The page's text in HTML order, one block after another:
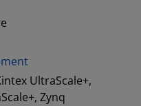
UltraScale+,
Zynq